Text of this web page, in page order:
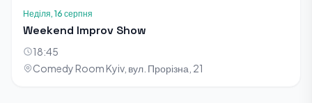
Неділя, 16 серпня
Weekend Improv Show
18:45
Comedy Room Kyiv, вул. Прорізна, 21